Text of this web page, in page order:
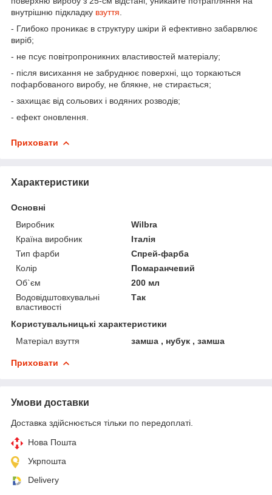
внутрішню підкладку взуття
- Глибоко проникає в структуру шкіри й ефективно забарвлює
виріб;
- не псує повітропроникних властивостей матеріалу;
- після висихання не забруднює поверхні, що торкаються
пофарбованого виробу, не блякне, не стирається;
- захищає від сольових і водяних розводів;
- ефект оновлення.
Приховати
Характеристики
Основні
Виробник
Wilbra
Країна виробник
Італія
Тип фарби
Спрей-фарба
Колір
Помаранчевий
Об`єм
200 мл
Водовідштовхувальні
властивості
Так
Користувальницькі характеристики
Матеріал взуття
замша , нубук , замша
Приховати
Умови доставки
Доставка здійснюється тільки по передоплаті.
Нова Пошта
Укрпошта
Delivery